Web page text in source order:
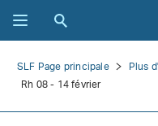
SLF Page principale Plus
Rh 08 - 14 février